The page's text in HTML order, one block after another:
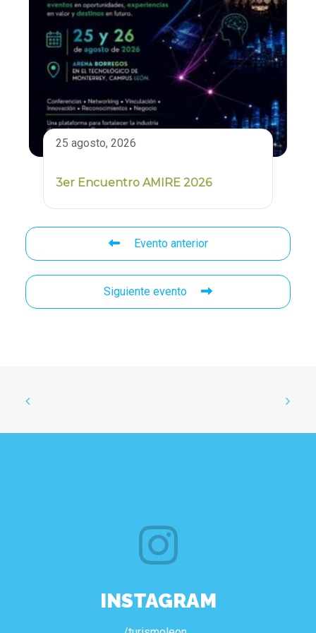
25 agosto, 2026
3er Encuentro AMIRE 2026
Evento anterior
Siguiente evento
INSTAGRAM